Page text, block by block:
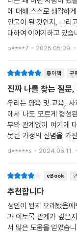
신념이 형성되는 데는
내에서 부여된 역할을 비
떤 사람인지’ 판단하는
하는 기준을 왜 타인이
한 과도한 책임감을 버
다.
늘 형보다 가치 없는 존
뤄도 자신의 가치를 높
은 부모에게 인정받지
어진 위태로운 가족 체계
는 위협적인 아버지가 익
의식적으로 비정상적인
이 책은 그 형태가 잘못
에서 벗어날 수 있도록
에 대해 스스로 생각하
인물이 된 것인지, 그리
대하여 이야기하고 있습
o****7 2025.05.09.
종이책 구
진짜 나를 찾는 질문
우리는 양육 및 교육,
에서 나도 모르게 형성
부와 관계없이 여기에
못된 가정의 신념을 가
된 ‘가짜의 나’가스스
d*****s 2024.06.11.
eBook
추천합니다
성인이 된지 오래됐음
과 이토록 관계가 깊은
서 많은 도움을 얻었습